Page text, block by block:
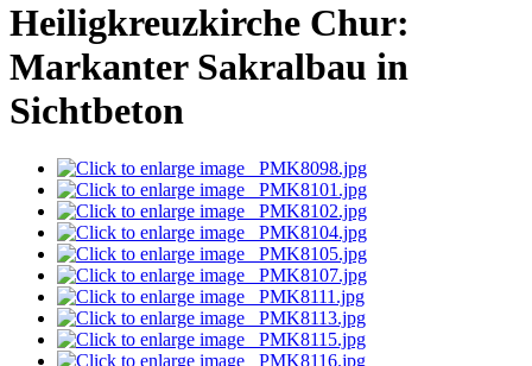
Heiligkreuzkirche Chur:
Markanter Sakralbau in
Sichtbeton